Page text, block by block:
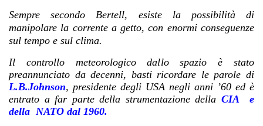
Sempre secondo Bertell, esiste la possibilità di
manipolare la corrente a getto, con enormi conseguenze
sul tempo e sul clima.
Il controllo meteorologico dallo spazio è stato
preannunciato da decenni, basti ricordare le parole di
L.B.Johnson, presidente degli USA negli anni ’60 ed è
entrato a far parte della strumentazione della CIA e
della NATO dal 1960.